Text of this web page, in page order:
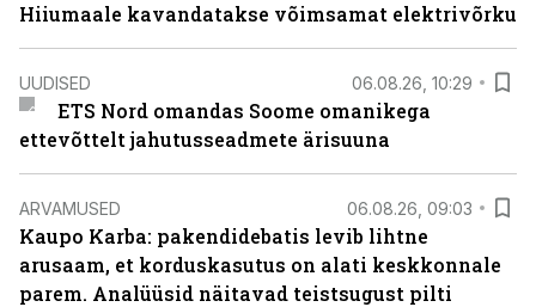
Hiiumaale kavandatakse võimsamat elektrivõrku
UUDISED 06.08.26, 10:29
ETS Nord omandas Soome omanikega
ettevõttelt jahutusseadmete ärisuuna
ARVAMUSED 06.08.26, 09:03
Kaupo Karba: pakendidebatis levib lihtne
arusaam, et korduskasutus on alati keskkonnale
parem. Analüüsid näitavad teistsugust pilti